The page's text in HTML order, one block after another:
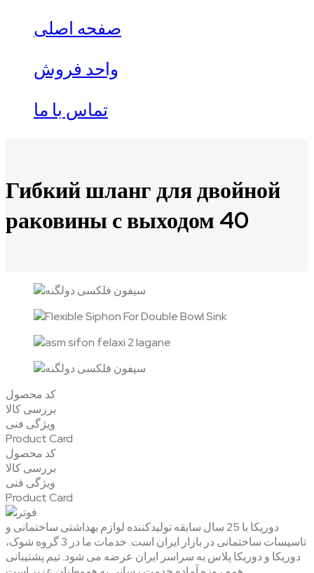
صفحه اصلی
واحد فروش
تماس با ما
Гибкий шланг для двойной
раковины с выходом 40
کد محصول
بررسی کالا
ویژگی فنی
Product Card
کد محصول
بررسی کالا
ویژگی فنی
Product Card
دوریکا با 25 سال سابقه تولیدکننده لوازم بهداشتی ساختمانی و
تاسیسات ساختمانی در بازار ایران است. خدمات ما در 3 گروه شوک،
دوریکا و دوریکا پلاس به سراسر ایران عرضه می شود. تیم پشتیبانی